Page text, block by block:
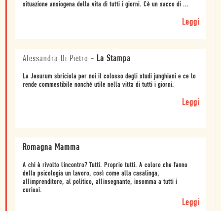
situazione ansiogena della vita di tutti i giorni. Cè un sacco di ...
Leggi
Alessandra Di Pietro - La Stampa
La Jesurum sbriciola per noi il colosso degli studi junghiani e ce lo
rende commestibile nonché utile nella vitta di tutti i giorni.
Leggi
Romagna Mamma
A chi è rivolto lincontro? Tutti. Proprio tutti. A coloro che fanno
della psicologia un lavoro, così come alla casalinga,
allimprenditore, al politico, allinsegnante, insomma a tutti i
curiosi.
Leggi